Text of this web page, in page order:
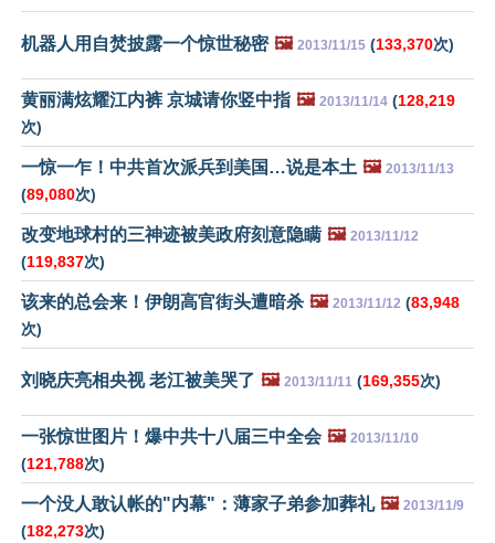
机器人用自焚披露一个惊世秘密 🖼️ 2013/11/15 (133,370次)
黄丽满炫耀江内裤 京城请你竖中指 🖼️ 2013/11/14 (128,219
次)
一惊一乍！中共首次派兵到美国…说是本土 🖼️ 2013/11/13
(89,080次)
改变地球村的三神迹被美政府刻意隐瞒 🖼️ 2013/11/12
(119,837次)
该来的总会来！伊朗高官街头遭暗杀 🖼️ 2013/11/12 (83,948
次)
刘晓庆亮相央视 老江被美哭了 🖼️ 2013/11/11 (169,355次)
一张惊世图片！爆中共十八届三中全会 🖼️ 2013/11/10
(121,788次)
一个没人敢认帐的"内幕"：薄家子弟参加葬礼 🖼️ 2013/11/9
(182,273次)